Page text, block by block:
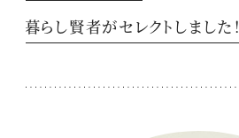
暮らし賢者がセレクトしました！